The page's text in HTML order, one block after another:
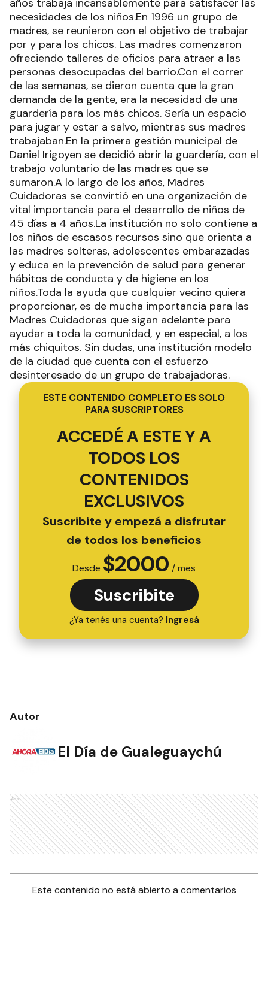
años trabaja incansablemente para satisfacer las
necesidades de los niños.En 1996 un grupo de
madres, se reunieron con el objetivo de trabajar
por y para los chicos. Las madres comenzaron
ofreciendo talleres de oficios para atraer a las
personas desocupadas del barrio.Con el correr
de las semanas, se dieron cuenta que la gran
demanda de la gente, era la necesidad de una
guardería para los más chicos. Sería un espacio
para jugar y estar a salvo, mientras sus madres
trabajaban.En la primera gestión municipal de
Daniel Irigoyen se decidió abrir la guardería, con el
trabajo voluntario de las madres que se
sumaron.A lo largo de los años, Madres
Cuidadoras se convirtió en una organización de
vital importancia para el desarrollo de niños de
45 días a 4 años.La institución no solo contiene a
los niños de escasos recursos sino que orienta a
las madres solteras, adolescentes embarazadas
y educa en la prevención de salud para generar
hábitos de conducta y de higiene en los
niños.Toda la ayuda que cualquier vecino quiera
proporcionar, es de mucha importancia para las
Madres Cuidadoras que sigan adelante para
ayudar a toda la comunidad, y en especial, a los
más chiquitos. Sin dudas, una institución modelo
de la ciudad que cuenta con el esfuerzo
desinteresado de un grupo de trabajadoras.
ESTE CONTENIDO COMPLETO ES SOLO
PARA SUSCRIPTORES
ACCEDÉ A ESTE Y A
TODOS LOS
CONTENIDOS
EXCLUSIVOS
Suscribite y empezá a disfrutar
de todos los beneficios
Desde $2000 / mes
Suscribite
¿Ya tenés una cuenta? Ingresá
Autor
El Día de Gualeguaychú
Ads
Este contenido no está abierto a comentarios